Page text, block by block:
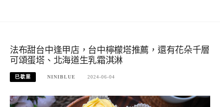
法布甜台中逢甲店，台中檸檬塔推薦，還有花朵千層
可頌蛋塔、北海道生乳霜淇淋
已歇業 NINIBLUE 2024-06-04